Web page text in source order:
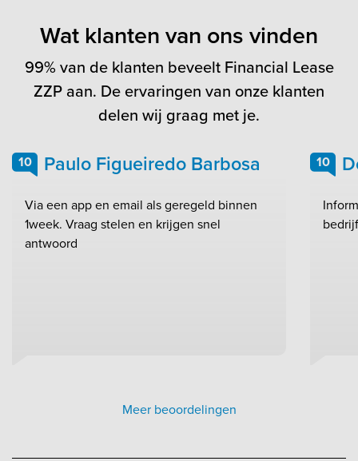
Wat klanten van ons vinden
99% van de klanten beveelt Financial Lease
ZZP aan. De ervaringen van onze klanten
delen wij graag met je.
10 Paulo Figueiredo Barbosa
Via een app en email als geregeld binnen
1week. Vraag stelen en krijgen snel
antwoord
10
Meer beoordelingen